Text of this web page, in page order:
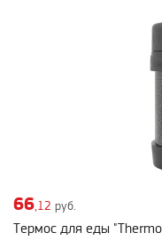
66,12 руб.
Термос для еды